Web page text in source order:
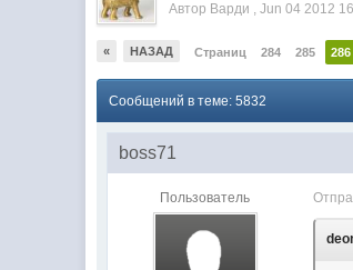
Автор Варди ,Jun 04 2012
« НАЗАД Страниц 284 285 286
Сообщений в теме: 5832
boss71
Пользователь